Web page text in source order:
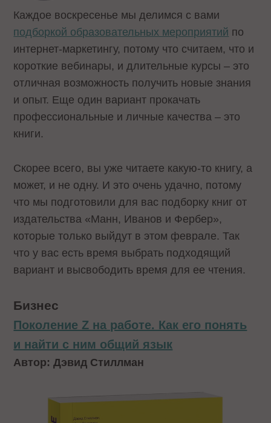
Каждое воскресенье мы делимся с вами
подборкой образовательных мероприятий по
интернет-маркетингу, потому что считаем, что и
короткие вебинары, и длительные курсы – это
отличная возможность получить новые знания
и опыт. Еще один вариант прокачать
профессиональные и личные качества – это
книги.
Скорее всего, вы уже читаете какую-то книгу, а
может, и не одну. И это очень удачно, потому
что мы подготовили для вас подборку книг от
издательства «Манн, Иванов и Фербер»,
которые только выйдут в этом феврале. Так
что у вас есть время выбрать подходящий
вариант и высвободить время для ее чтения.
Бизнес
Поколение Z на работе. Как его понять
и найти с ним общий язык
Автор: Дэвид Стиллман